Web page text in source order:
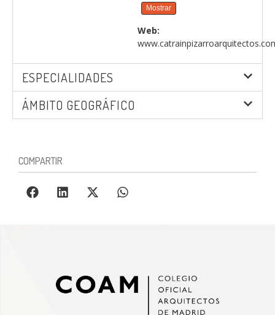
Mostrar
Web:
ESPECIALIDADES
ÁMBITO GEOGRÁFICO
COMPARTIR